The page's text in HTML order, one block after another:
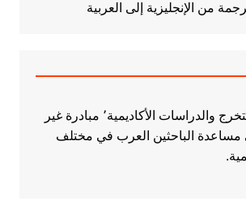
من الإنجليزية إلى العربية
قاعدة مذرات التخرج والدراسات الأكاديمية٬ مبادرة غير
مساعدة الباحثين العرب في مختلف